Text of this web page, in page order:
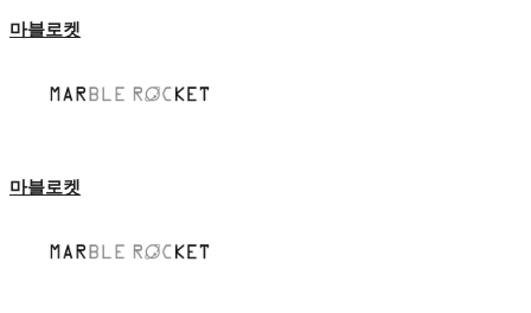
마블로켓
마블로켓